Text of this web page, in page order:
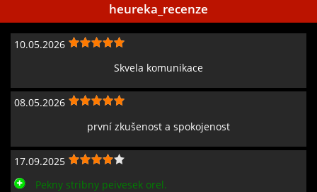
heureka_recenze
10.05.2026
Skvela komunikace
08.05.2026
první zkušenost a spokojenost
17.09.2025
Pekny stribny peivesek orel.